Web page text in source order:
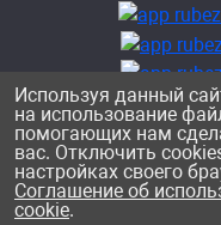
©
Используя данный
на использование
помогающих нам
вас. Отключить
настройках своего
Соглашение об
cookie.